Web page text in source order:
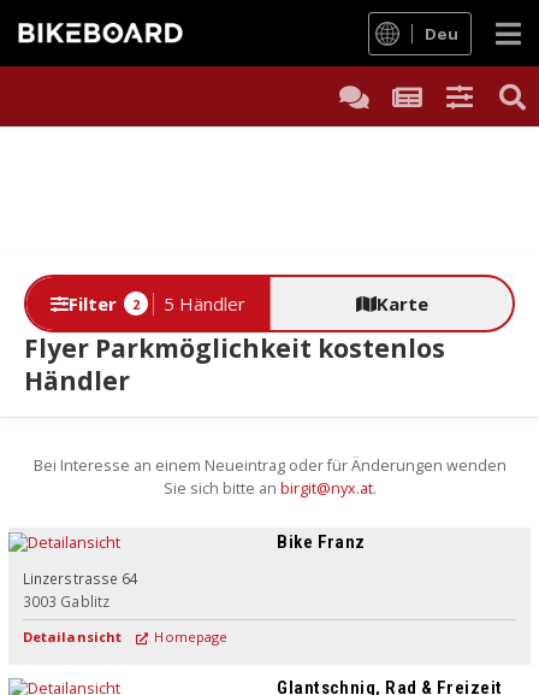
Deu
Filter 2 5 Händler Karte
Flyer Parkmöglichkeit kostenlos
Händler
Bei Interesse an einem Neueintrag oder für Änderungen wenden
Sie sich bitte an birgit@nyx.at.
Bike Franz
Linzerstrasse 64
3003 Gablitz
Detailansicht Homepage
Glantschnig, Rad & Freizeit